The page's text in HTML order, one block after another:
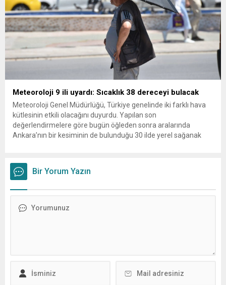
Meteoroloji 9 ili uyardı: Sıcaklık 38 dereceyi bulacak
Meteoroloji Genel Müdürlüğü, Türkiye genelinde iki farklı hava
kütlesinin etkili olacağını duyurdu. Yapılan son
değerlendirmelere göre bugün öğleden sonra aralarında
Ankara’nın bir kesiminin de bulunduğu 30 ilde yerel sağanak
üzerine çıkarak yaz değerlerine ulaşacak. Ayrıca...
Bir Yorum Yazın